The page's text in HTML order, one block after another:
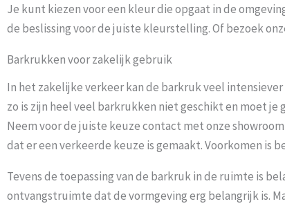
Je kunt kiezen voor een kleur die opgaat in de
de beslissing voor de juiste kleurstelling. Of bezoek
Barkrukken voor zakelijk gebruik
In het zakelijke verkeer kan de barkruk veel
zo is zijn heel veel barkrukken niet geschikt en moet je
Neem voor de juiste keuze contact met onze
dat er een verkeerde keuze is gemaakt. Voorkomen is
Tevens de toepassing van de barkruk in de ruimte is
ontvangstruimte dat de vormgeving erg belangrijk is.